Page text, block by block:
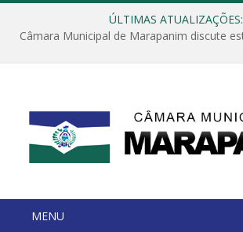
ÚLTIMAS ATUALIZAÇÕES:
MENU